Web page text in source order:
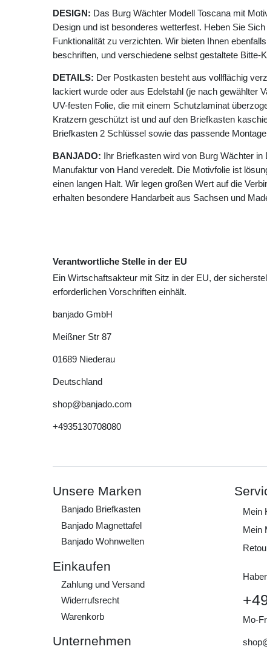
DESIGN: Das Burg Wächter Modell Toscana mit
Design und ist besonderes wetterfest. Heben Sie
Funktionalität zu verzichten. Wir bieten Ihnen
beschriften, und verschiedene selbst gestaltete Bitte-
DETAILS: Der Postkasten besteht aus vollflächig
lackiert wurde oder aus Edelstahl (je nach gewählter
UV-festen Folie, die mit einem Schutzlaminat
Kratzern geschützt ist und auf den Briefkasten
Briefkasten 2 Schlüssel sowie das passende
BANJADO: Ihr Briefkasten wird von Burg Wächter
Manufaktur von Hand veredelt. Die Motivfolie ist
einen langen Halt. Wir legen großen Wert auf die
erhalten besondere Handarbeit aus Sachsen und
Verantwortliche Stelle in der EU
Ein Wirtschaftsakteur mit Sitz in der EU, der
erforderlichen Vorschriften einhält.
banjado GmbH
Meißner Str 87
01689 Niederau
Deutschland
shop@banjado.com
+4935130708080
Unsere Marken
Banjado Briefkasten
Banjado Magnettafel
Banjado Wohnwelten
Einkaufen
Zahlung und Versand
Widerrufs­recht
Warenkorb
Unternehmen
Mein
Mein
Mo-